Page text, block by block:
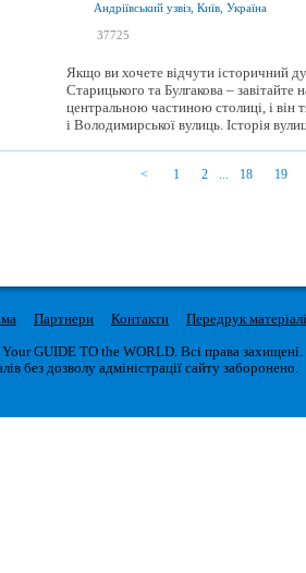
Андріївський узвіз, Київ, Україна
37725
Якщо ви хочете відчути історичний
Старицького та Булгакова – завітайте
центральною частиною столиці, і він
і Володимирської вулиць. Історія
1 2 18 19
Партнери Контакти
Передрук
GUIDE TO the WORLD. Всі права захищені.
без дозволу адміністрації сайту заборонено.